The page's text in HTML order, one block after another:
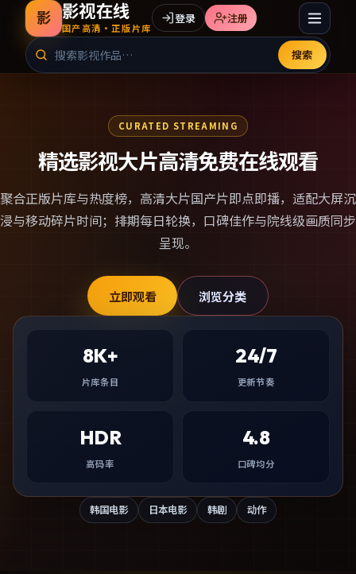
影 影视在线
国产高清·正版片库
搜索
登录 注册
CURATED STREAMING
精选影视大片高清免费在线观看
聚合正版片库与热度榜， 高清大片国产片即点即播，适配大屏沉
浸与移动碎片时间；排期每日轮换，口碑佳作与院线级画质同步
呈现。
立即观看 浏览分类
8K+
片库条目
24/7
更新节奏
HDR
高码率
4.8
口碑均分
韩国电影 日本电影 韩剧 动作